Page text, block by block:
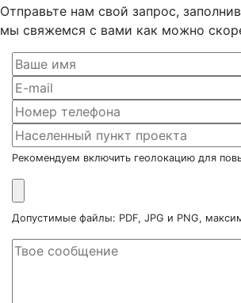
Отправьте нам свой запрос,
мы свяжемся с вами как можно
Рекомендуем включить геолокацию для
Допустимые файлы: PDF, JPG и PNG,